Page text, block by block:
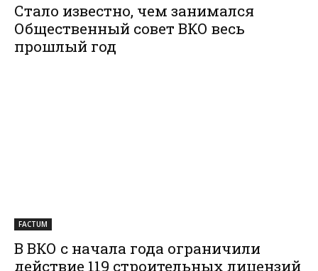
Стало известно, чем занимался
Общественный совет ВКО весь
прошлый год
FACTUM
В ВКО с начала года ограничили
действие 119 строительных лицензий